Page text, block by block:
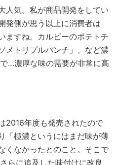
人気。私が商品開発をしてい
発側が思う以上に消費者は
ますね。カルビーのポテトチ
メトリプルパンチ」、など濃
…濃厚な味の需要が非常に高
2016年度も発売されたので
「極濃というにはまだ味が薄
くなかったとのこと。そこで
らに追及した味付けに改良